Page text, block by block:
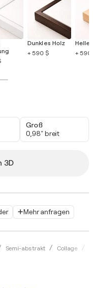
Mehr anfragen
Semi-abstrakt Collage
Dunkles Holz
+ 590 $
Helles
+ 590 $
Groß
0,98" breit
3D